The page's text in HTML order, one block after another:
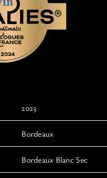
2023
Bordeaux
Bordeaux Blanc Sec